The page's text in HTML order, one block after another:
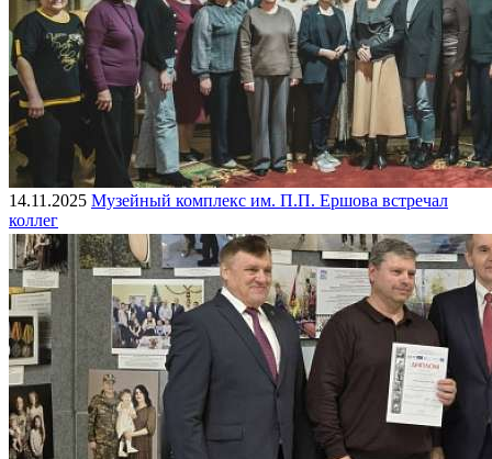
14.11.2025 Музейный комплекс им. П.П. Ершова встречал
коллег